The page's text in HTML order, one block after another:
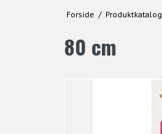
Forside / Produktkatalog
80 cm